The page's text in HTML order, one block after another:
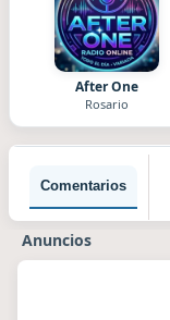
After One
Rosario
Comentarios
Anuncios